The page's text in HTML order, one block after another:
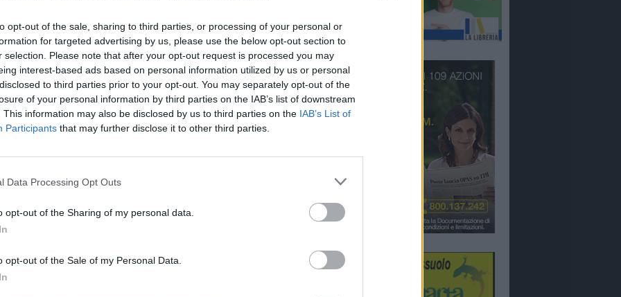
opt-out of the sale, sharing to third parties, or processing of your personal or
for targeted advertising by us, please use the below opt-out section to
selection. Please note that after your opt-out request is processed you may
interest-based ads based on personal information utilized by us or personal
to third parties prior to your opt-out. You may separately opt-out of the
of your personal information by third parties on the IAB’s list of downstream
This information may also be disclosed by us to third parties on the IAB’s List of
Participants that may further disclose it to other third parties.
Data Processing Opt Outs
opt-out of the Sharing of my personal data.
opt-out of the Sale of my Personal Data.
ricalcando quanto disposto già oggi dalle norme
un preventivo raccordo istituzionale con il
sanitaria, di ‘effettuare tamponi diagnostici al
Sanitarie Locali o con strutture diagnostiche
continuare a contrastare la pandemia, soprattutto
ai più fragili, ovvero a chi non può vaccinarsi per
indicate negli accordi con le Aziende Sanitarie
Il Ministero lavorerà, a valle del Protocollo, per